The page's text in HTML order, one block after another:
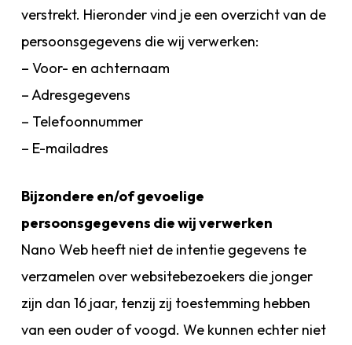
verstrekt. Hieronder vind je een overzicht van de
persoonsgegevens die wij verwerken:
– Voor- en achternaam
– Adresgegevens
– Telefoonnummer
– E-mailadres
Bijzondere en/of gevoelige
persoonsgegevens die wij verwerken
Nano Web heeft niet de intentie gegevens te
verzamelen over websitebezoekers die jonger
zijn dan 16 jaar, tenzij zij toestemming hebben
van een ouder of voogd. We kunnen echter niet